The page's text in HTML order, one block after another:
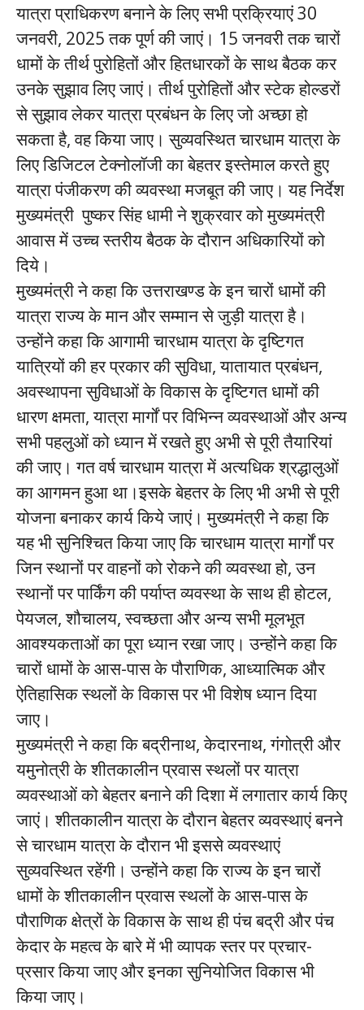
यात्रा प्राधिकरण बनाने के लिए सभी प्रक्रियाएं 30
जनवरी, 2025 तक पूर्ण की जाएं। 15 जनवरी तक चारों
धामों के तीर्थ पुरोहितों और हितधारकों के साथ बैठक कर
उनके सुझाव लिए जाएं। तीर्थ पुरोहितों और स्टेक होल्डरों
से सुझाव लेकर यात्रा प्रबंधन के लिए जो अच्छा हो
सकता है, वह किया जाए। सुव्यवस्थित चारधाम यात्रा के
लिए डिजिटल टेक्नोलॉजी का बेहतर इस्तेमाल करते हुए
यात्रा पंजीकरण की व्यवस्था मजबूत की जाए। यह निर्देश
मुख्यमंत्री पुष्कर सिंह धामी ने शुक्रवार को मुख्यमंत्री
आवास में उच्च स्तरीय बैठक के दौरान अधिकारियों को
दिये।
मुख्यमंत्री ने कहा कि उत्तराखण्ड के इन चारों धामों की
यात्रा राज्य के मान और सम्मान से जुड़ी यात्रा है।
उन्होंने कहा कि आगामी चारधाम यात्रा के दृष्टिगत
यात्रियों की हर प्रकार की सुविधा, यातायात प्रबंधन,
अवस्थापना सुविधाओं के विकास के दृष्टिगत धामों की
धारण क्षमता, यात्रा मार्गों पर विभिन्न व्यवस्थाओं और अन्य
सभी पहलुओं को ध्यान में रखते हुए अभी से पूरी तैयारियां
की जाए। गत वर्ष चारधाम यात्रा में अत्यधिक श्रद्धालुओं
का आगमन हुआ था।इसके बेहतर के लिए भी अभी से पूरी
योजना बनाकर कार्य किये जाएं। मुख्यमंत्री ने कहा कि
यह भी सुनिश्चित किया जाए कि चारधाम यात्रा मार्गों पर
जिन स्थानों पर वाहनों को रोकने की व्यवस्था हो, उन
स्थानों पर पार्किंग की पर्याप्त व्यवस्था के साथ ही होटल,
पेयजल, शौचालय, स्वच्छता और अन्य सभी मूलभूत
आवश्यकताओं का पूरा ध्यान रखा जाए। उन्होंने कहा कि
चारों धामों के आस-पास के पौराणिक, आध्यात्मिक और
ऐतिहासिक स्थलों के विकास पर भी विशेष ध्यान दिया
जाए।
मुख्यमंत्री ने कहा कि बद्रीनाथ, केदारनाथ, गंगोत्री और
यमुनोत्री के शीतकालीन प्रवास स्थलों पर यात्रा
व्यवस्थाओं को बेहतर बनाने की दिशा में लगातार कार्य किए
जाएं। शीतकालीन यात्रा के दौरान बेहतर व्यवस्थाएं बनने
से चारधाम यात्रा के दौरान भी इससे व्यवस्थाएं
सुव्यवस्थित रहेंगी। उन्होंने कहा कि राज्य के इन चारों
धामों के शीतकालीन प्रवास स्थलों के आस-पास के
पौराणिक क्षेत्रों के विकास के साथ ही पंच बद्री और पंच
केदार के महत्व के बारे में भी व्यापक स्तर पर प्रचार-
प्रसार किया जाए और इनका सुनियोजित विकास भी
किया जाए।